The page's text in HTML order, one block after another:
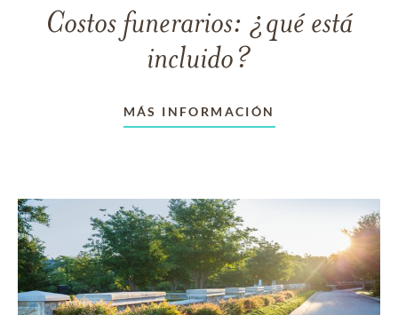
Costos funerarios: ¿qué está
incluido?
MÁS INFORMACIÓN